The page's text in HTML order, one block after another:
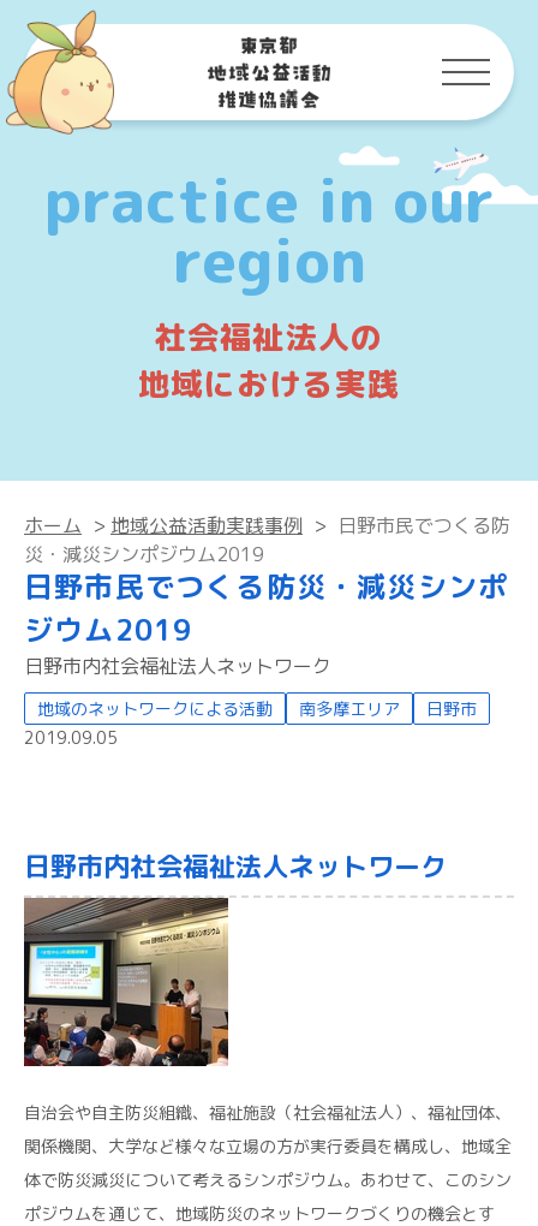
practice in our
region
社会福祉法人の
地域における実践
ホーム > 地域公益活動実践事例 > 日野市民でつくる防
災・減災シンポジウム2019
日野市民でつくる防災・減災シンポ
ジウム2019
日野市内社会福祉法人ネットワーク
地域のネットワークによる活動 南多摩エリア
日野市
2019.09.05
日野市内社会福祉法人ネットワーク
自治会や自主防災組織、福祉施設（社会福祉法人）、福祉団体、
関係機関、大学など様々な立場の方が実行委員を構成し、地域全
体で防災減災について考えるシンポジウム。あわせて、このシン
ポジウムを通じて、地域防災のネットワークづくりの機会とす